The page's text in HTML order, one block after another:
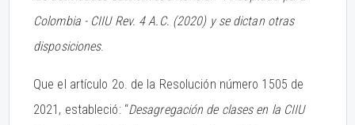
Colombia - CIIU Rev. 4 A.C. (2020) y se dictan otras
disposiciones.
Que el artículo 2o. de la Resolución número 1505 de
2021, estableció: “Desagregación de clases en la CIIU